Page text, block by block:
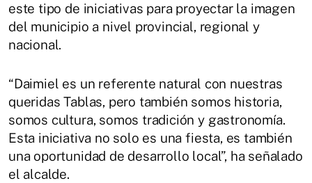
este tipo de iniciativas para proyectar la imagen
del municipio a nivel provincial, regional y
nacional.
“Daimiel es un referente natural con nuestras
queridas Tablas, pero también somos historia,
somos cultura, somos tradición y gastronomía.
Esta iniciativa no solo es una fiesta, es también
una oportunidad de desarrollo local”, ha señalado
el alcalde.